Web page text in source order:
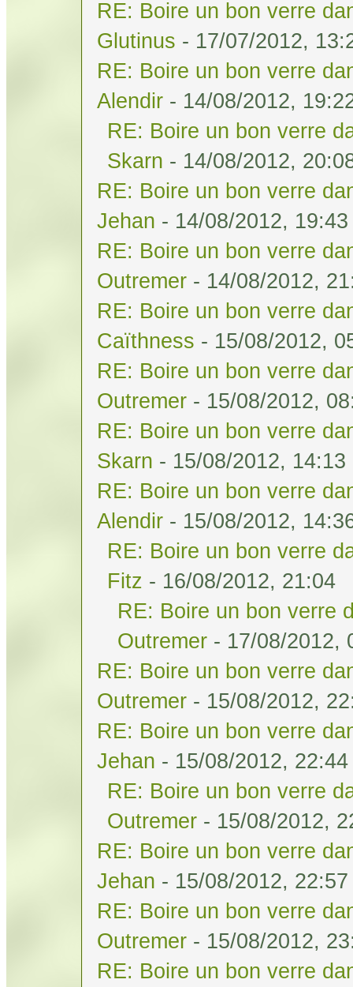
RE: Boire un bon verre
Glutinus - 17/07/2012,
RE: Boire un bon verre
Alendir - 14/08/2012,
RE: Boire un bon verre
Skarn - 14/08/2012,
RE: Boire un bon verre
Jehan - 14/08/2012, 19:43
RE: Boire un bon verre
Outremer - 14/08/2012,
RE: Boire un bon verre
Caïthness - 15/08/2012,
RE: Boire un bon verre
Outremer - 15/08/2012,
RE: Boire un bon verre
Skarn - 15/08/2012, 14:13
RE: Boire un bon verre
Alendir - 15/08/2012,
RE: Boire un bon verre
Fitz - 16/08/2012, 21:04
RE: Boire un bon verre
Outremer - 17/08/2012,
RE: Boire un bon verre
Outremer - 15/08/2012,
RE: Boire un bon verre
Jehan - 15/08/2012, 22:44
RE: Boire un bon verre
Outremer - 15/08/2012,
RE: Boire un bon verre
Jehan - 15/08/2012, 22:57
RE: Boire un bon verre
Outremer - 15/08/2012,
RE: Boire un bon verre